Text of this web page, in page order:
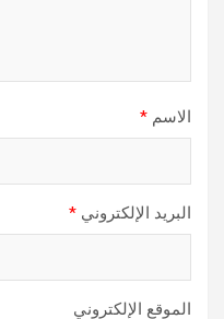
الاسم *
البريد الإلكتروني *
الموقع الإلكتروني